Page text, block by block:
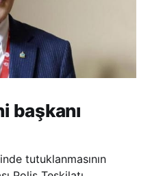
başkanı
tutuklanmasının